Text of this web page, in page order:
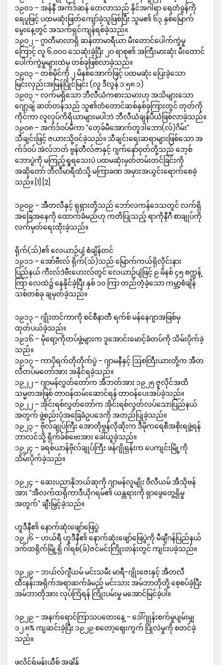
၁၉၀၁ – အန်နီ အက်ဒ်ဆန် တေလာသည် နိုင်အဂါရာ ရေတံခွန်ကို
ရေပူဖြင့် ပထမဆုံးဖြတ်ကျော်ခဲ့သူဖြစ်ပြီး သူမ၏ ၆၃ နှစ်မြောက်
မွေးနေ့တွင် အသက်ရှင်ကျန်ရစ်ခဲ့သည်။
၁၉၀၂ – ဂွာတီမာလာရှိ ဆန်တာမာရီယာ မီးတောင်ပေါက်ကွဲမှု
ကြောင့် လူ ၆,၀၀၀ သေဆုံးခဲ့ပြီး ၂၀ ရာစု၏ အကြီးမားဆုံး မီးတောင်
ပေါက်ကွဲမှုများထဲမှ တစ်ခုဖြစ်လာခဲ့သည်။
၁၉၀၃ – တစ်မိုင်ကို ၂ မိနစ်အောက်ဖြင့် ပထမဆုံး ပြေးခဲ့သော
မြင်းလှည်းအမြန်ပြိုင်မြင်း (လူ ဒီလွန် ၁:၅၈.၁)
၁၉၀၃ – လက်မရှိသော ဘီလီယံကစားသမားဟု အသိများသော
ဂျော့ချ် ဆတ်တန်သည် သူ၏တံတောင်ဆစ်နှစ်ခုကြားတွင် တုတ်ကို
ကိုင်ကာ လူလုပ်ကိရိယာများမပါဘဲ ဘီလီယံချန်ပီယံဖြစ်လာခဲ့သည်။
၁၉၀၈ – အက်ဒ်ဝပ်မီကာ “တေ့ခ်မီအောက်တူဒါဘော(လ်)ဂိမ်း”
သီချင်းဖြင့် ဇယားသို့ဝင်ခဲ့သည်။ သီချင်းရေးဆရာများဖြစ်သော အ
က်ဒ်ဝပ် အဲလ်ဘတ် ဗွန်တီလ်ဇာနှင့် ဂျက်နော်ဝုတ်တို့သည် ဘေ့စ်
ဘောပွဲကို မကြည့်ရှုရသေးပဲ ပထမဆုံးမှတ်တမ်းတင်ခြင်းကို
အဆိုတော် ဘီလီမာရီထံသို့ မကြာခဏ အမှားအယွင်းရောက်စေခဲ့
သည်။ [1] [2]
၁၉၀၉ – အီတလီနှင့် ရုရှားတို့သည် ဘော်လကန်ဒေသတွင် လက်ရှိ
အခြေအနေကို ထောက်ခံမည်ဟု ကတိပြုသည့် ရာကိုနီဂီ စာချုပ်ကို
လက်မှတ်ရေးထိုးခဲ့သည်။
ရိုက်(သ်)၏ လေယာဉ်ပျံ စံချိန်တင်
၁၉၁၁ – အော်ဗီးလ် ရိုက်(သ်)သည် မြောက်ကယ်ရိုလိုင်းနား
ပြည်နယ် ကီးလ်ဒဲဗီးဟေးလ်တွင် လေယာဉ်ပျံဖြင့် ၉ မိနစ် ၄၅ စက္ကန့်
ကြာ လေထဲ၌ နေနိုင်ခဲ့ပြီး နှစ် ၁၀ ကြာ တည်တံ့ခဲ့သော ကမ္ဘာ့စံချိန်
သစ်တစ်ခု ချမှတ်ခဲ့သည်။
၁၉၁၃ – ဂျိုးတင်ကာကို စင်စီနာတီ ရက်စ် မန်နေဂျာအဖြစ်မှ
ထုတ်ပယ်ခဲ့သည်။
၁၉၁၆ – မိုရော့ကိုတပ်ဖွဲ့များက ဒူအောင်းမောင့်ခံတပ်ကို သိမ်းပိုက်ခဲ့
သည်။
၁၉၁၇ – ကာပိုရက်တိုတိုက်ပွဲ – ဂျာမနီနှင့် ဩစတြီးယားတို့က အီတ
လီတပ်မတော်အား အနိုင်ရခဲ့သည်။
၁၉၂၂ – ဂျာမန်လွှတ်တော်က အီဘတ်အား ၁၉၂၅ ဇူလိုင်အထိ
သမ္မတအဖြစ် တာဝန်ထမ်းဆောင်ရန် တာဝန်ပေးအပ်ခဲ့သည်။
၁၉၂၂ – အိုင်းရစ်လွှတ်တော်က အိုင်းရစ်လွတ်လပ်သောပြည်နယ်
အတွက် ဖွဲ့စည်းပုံအခြေခံဥပဒေကို အတည်ပြုခဲ့သည်။
၁၉၂၃ – ဗိုလ်ချုပ်ကြီး အောတိုဗွန်လိုဆိုးက ဒီမိုကရေစီအစိုးရဖွဲ့ရန်
ဘာလင်သို့ ရိုက်ခ်စ်ဗေးအား ခေါ်ယူခဲ့သည်။
၁၉၂၄ – ခရစ်ယာန်ဗိုလ်ချုပ်ကြီး ဖန်ဂျိုရှန်းက ပေကျင်းမြို့ကို
သိမ်းပိုက်ခဲ့သည်။
၁၉၂၄ – ဆေးပညာနိုဘယ်ဆုကို ဂျာမန်လူမျိုး ဝီလီယမ် အီသိုဗန်
အား “အီလက်ထရိုကာဒီယိုဂရမ်၏ ယန္တရားကို ရှာဖွေတွေ့ရှိမှု
အတွက်” ချီးမြှင့်ခဲ့သည်။
ဟူဒီနီ၏ နောက်ဆုံးဖျော်ဖြေပွဲ
၁၉၂၆ – ဟယ်ရီ ဟူဒီနီ၏ နောက်ဆုံးဖျော်ဖြေပွဲကို မီချီဂန်ပြည်နယ်
ဒက်ထရိုက်မြို့ရှိ ဂါရစ်(ခ်)ဇင်မင်းကြိုးတန်းတွင် ကျင်းပခဲ့သည်။
၁၉၂၉ – ဘယ်လ်ဂျီယမ် မင်းသမီး မာရီ-ဂျိုးဇေးနှင့် အီတလီ
ထီးနန်းအရိုက်အရာဆက်ခံမည့် မင်းသား အမ်ဘာတိုတို့ စေ့စပ်ခဲ့ပြီး
အမ်ဘာတိုအား လုပ်ကြံရန် ကြိုးပမ်းမှု မအောင်မြင်ခဲ့ပါ။
၁၉၂၉ – အနက်ရောင်ကြာသပတေးနေ့ – ဒေါ်ဂျုန်းစက်မှုပျမ်းမျှ
၁၂.၈% ကျဆင်းခဲ့ပြီး ၁၉၂၉ စတော့ဈေးကွက် ပြိုလဲမှုကို စတင်ခဲ့
သည်။
ဖလိုင်ရှ်မန်းယီစ် အချိန်